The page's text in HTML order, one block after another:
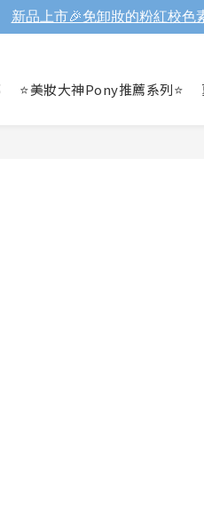
⭐美妝大神Pony推薦系列⭐
新品上市🎉免卸妝的粉紅校色